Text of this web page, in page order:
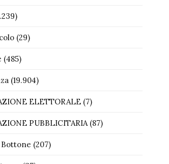
(29)
(485)
(19.904)
ELETTORALE(7)
PUBBLICITARIA(87)
(207)